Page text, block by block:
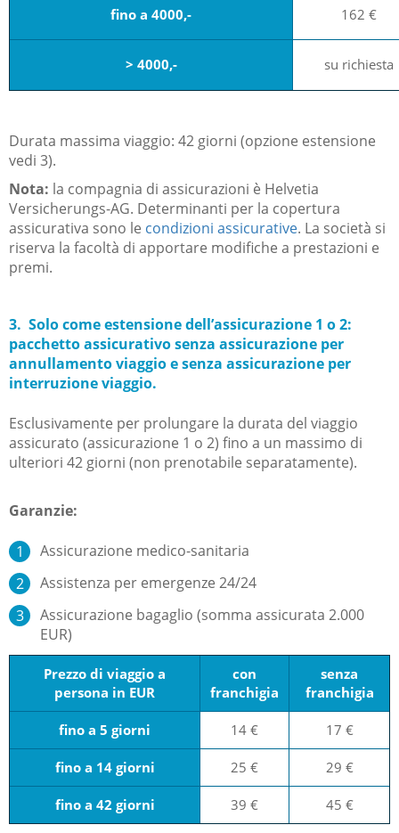
fino a 4000,- 162 €
> 4000,- su richiesta
Durata massima viaggio: 42 giorni (opzione estensione
vedi 3).
Nota: la compagnia di assicurazioni è Helvetia
Versicherungs-AG. Determinanti per la copertura
assicurativa sono le condizioni assicurative. La società si
riserva la facoltà di apportare modifiche a prestazioni e
premi.
3. Solo come estensione dell’assicurazione 1 o 2:
pacchetto assicurativo senza assicurazione per
annullamento viaggio e senza assicurazione per
interruzione viaggio.
Esclusivamente per prolungare la durata del viaggio
assicurato (assicurazione 1 o 2) fino a un massimo di
ulteriori 42 giorni (non prenotabile separatamente).
Garanzie:
Assicurazione medico-sanitaria
Assistenza per emergenze 24/24
Assicurazione bagaglio (somma assicurata 2.000
EUR)
Prezzo di viaggio a
persona in EUR
con
franchigia
senza
franchigia
fino a 5 giorni 14 € 17 €
fino a 14 giorni 25 € 29 €
fino a 42 giorni 39 € 45 €